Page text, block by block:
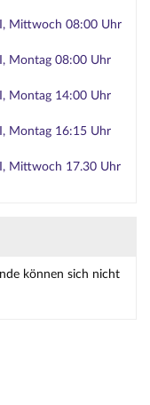
Mittwoch 08:00 Uhr
Montag 08:00 Uhr
Montag 14:00 Uhr
Montag 16:15 Uhr
Mittwoch 17.30 Uhr
können sich nicht